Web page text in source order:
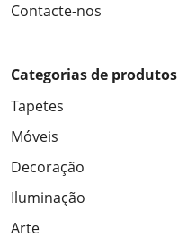
Contacte-nos
Categorias de produtos
Tapetes
Móveis
Decoração
Iluminação
Arte